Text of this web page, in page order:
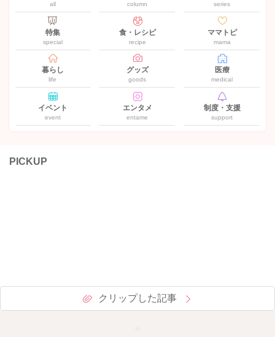
all column series
特集
special
食・レシピ
recipe
ママトピ
mama
暮らし
life
グッズ
goods
医療
medical
イベント
event
エンタメ
entame
制度・支援
support
PICKUP
クリップした記事